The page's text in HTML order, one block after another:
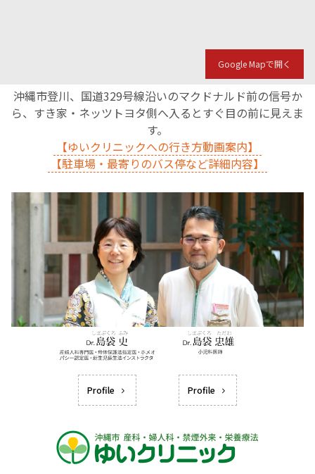
Google Mapで開く
沖縄市登川、国道329号線沿いのマクドナルド前の信号か
ら、すき家・ネッツトヨタ側へ入るとすぐ目の前に見えま
す。
【ゆいクリニックへの行き方動画案内】
【駐車場・最寄りのバス停など詳細内容】
Profile Profile